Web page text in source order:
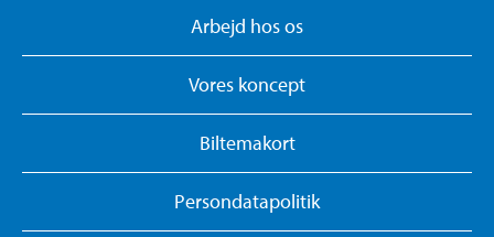
Arbejd hos os
Vores koncept
Biltemakort
Persondatapolitik